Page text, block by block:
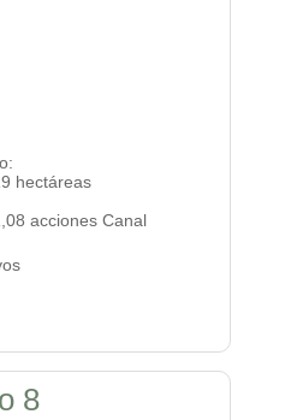
:
hectáreas
acciones Canal
8